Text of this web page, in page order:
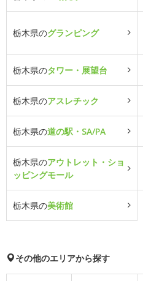
栃木県のグランピング
栃木県のタワー・展望台
栃木県のアスレチック
栃木県の道の駅・SA/PA
栃木県のアウトレット・ショ
ッピングモール
栃木県の美術館
その他のエリアから探す